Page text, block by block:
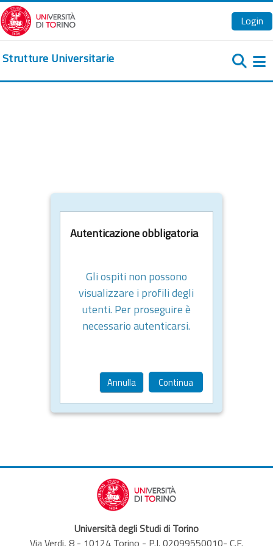
Vai al contenuto principale
Login
Strutture Universitarie
Autenticazione obbligatoria
Gli ospiti non possono
visualizzare i profili degli
utenti. Per proseguire è
necessario autenticarsi.
Annulla Continua
Università degli Studi di Torino
Via Verdi, 8 - 10124 Torino - P.I. 02099550010- C.F.